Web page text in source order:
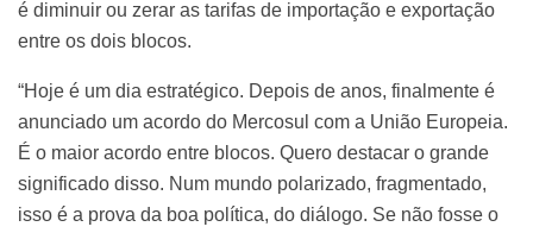
é diminuir ou zerar as tarifas de importação e exportação
entre os dois blocos.
“Hoje é um dia estratégico. Depois de anos, finalmente é
anunciado um acordo do Mercosul com a União Europeia.
É o maior acordo entre blocos. Quero destacar o grande
significado disso. Num mundo polarizado, fragmentado,
isso é a prova da boa política, do diálogo. Se não fosse o